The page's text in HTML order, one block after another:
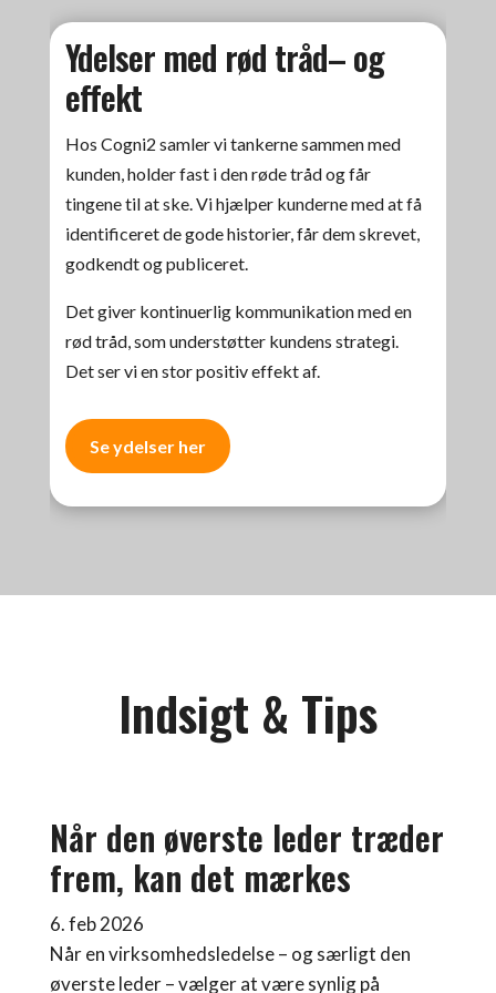
Ydelser med rød tråd– og
effekt
Hos Cogni2 samler vi tankerne sammen med
kunden, holder fast i den røde tråd og får
tingene til at ske. Vi hjælper kunderne med at få
identificeret de gode historier, får dem skrevet,
godkendt og publiceret.
Det giver kontinuerlig kommunikation med en
rød tråd, som understøtter kundens strategi.
Det ser vi en stor positiv effekt af.
Se ydelser her
Indsigt & Tips
Når den øverste leder træder
frem, kan det mærkes
6. feb 2026
Når en virksomhedsledelse – og særligt den
øverste leder – vælger at være synlig på